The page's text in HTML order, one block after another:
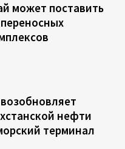
может поставить
нефти
терминал